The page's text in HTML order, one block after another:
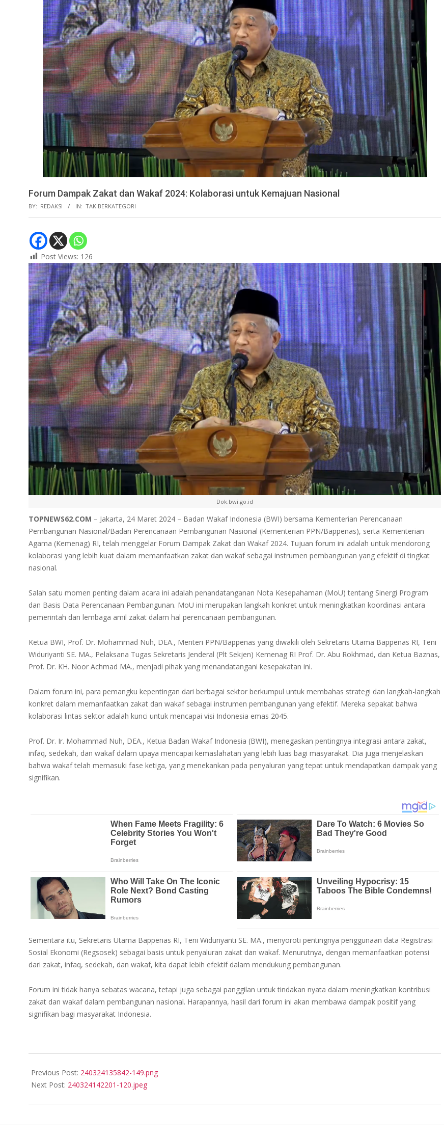
Forum Dampak Zakat dan Wakaf 2024: Kolaborasi untuk Kemajuan Nasional
BY: REDAKSI IN: TAK BERKATEGORI
Post Views: 126
Dok.bwi.go.id
TOPNEWS62.COM – Jakarta, 24 Maret 2024 – Badan Wakaf Indonesia (BWI) bersama Kementerian Perencanaan
Pembangunan Nasional/Badan Perencanaan Pembangunan Nasional (Kementerian PPN/Bappenas), serta Kementerian
Agama (Kemenag) RI, telah menggelar Forum Dampak Zakat dan Wakaf 2024. Tujuan forum ini adalah untuk mendorong
kolaborasi yang lebih kuat dalam memanfaatkan zakat dan wakaf sebagai instrumen pembangunan yang efektif di tingkat
nasional.
Salah satu momen penting dalam acara ini adalah penandatanganan Nota Kesepahaman (MoU) tentang Sinergi Program
dan Basis Data Perencanaan Pembangunan. MoU ini merupakan langkah konkret untuk meningkatkan koordinasi antara
pemerintah dan lembaga amil zakat dalam hal perencanaan pembangunan.
Ketua BWI, Prof. Dr. Mohammad Nuh, DEA., Menteri PPN/Bappenas yang diwakili oleh Sekretaris Utama Bappenas RI, Teni
Widuriyanti SE. MA., Pelaksana Tugas Sekretaris Jenderal (Plt Sekjen) Kemenag RI Prof. Dr. Abu Rokhmad, dan Ketua Baznas,
Prof. Dr. KH. Noor Achmad MA., menjadi pihak yang menandatangani kesepakatan ini.
Dalam forum ini, para pemangku kepentingan dari berbagai sektor berkumpul untuk membahas strategi dan langkah-langkah
konkret dalam memanfaatkan zakat dan wakaf sebagai instrumen pembangunan yang efektif. Mereka sepakat bahwa
kolaborasi lintas sektor adalah kunci untuk mencapai visi Indonesia emas 2045.
Prof. Dr. Ir. Mohammad Nuh, DEA., Ketua Badan Wakaf Indonesia (BWI), menegaskan pentingnya integrasi antara zakat,
infaq, sedekah, dan wakaf dalam upaya mencapai kemaslahatan yang lebih luas bagi masyarakat. Dia juga menjelaskan
bahwa wakaf telah memasuki fase ketiga, yang menekankan pada penyaluran yang tepat untuk mendapatkan dampak yang
signifikan.
Sementara itu, Sekretaris Utama Bappenas RI, Teni Widuriyanti SE. MA., menyoroti pentingnya penggunaan data Registrasi
Sosial Ekonomi (Regsosek) sebagai basis untuk penyaluran zakat dan wakaf. Menurutnya, dengan memanfaatkan potensi
dari zakat, infaq, sedekah, dan wakaf, kita dapat lebih efektif dalam mendukung pembangunan.
Forum ini tidak hanya sebatas wacana, tetapi juga sebagai panggilan untuk tindakan nyata dalam meningkatkan kontribusi
zakat dan wakaf dalam pembangunan nasional. Harapannya, hasil dari forum ini akan membawa dampak positif yang
signifikan bagi masyarakat Indonesia.
03-
24
Previous Post: 240324135842-149.png
Next Post: 240324142201-120.jpeg